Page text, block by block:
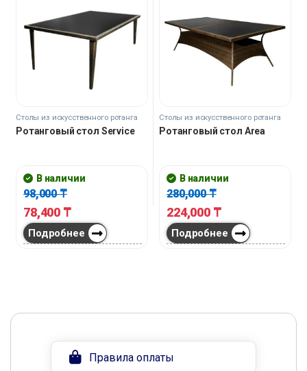
Столы из искусственного ротанга
Ротанговый стол Service
В наличии
98,000₸
78,400 ₸
Подробнее
Столы из искусственного ротанга
Ротанговый стол Area
В наличии
280,000₸
224,000 ₸
Подробнее
Правила оплаты